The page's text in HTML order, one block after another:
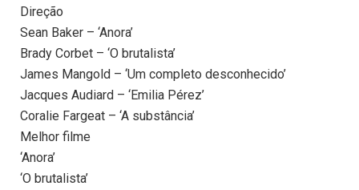
Direção
Sean Baker – ‘Anora’
Brady Corbet – ‘O brutalista’
James Mangold – ‘Um completo desconhecido’
Jacques Audiard – ‘Emilia Pérez’
Coralie Fargeat – ‘A substância’
Melhor filme
‘Anora’
‘O brutalista’